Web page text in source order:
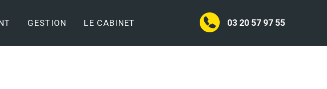
03 20 57 97 55
GESTION LE CABINET